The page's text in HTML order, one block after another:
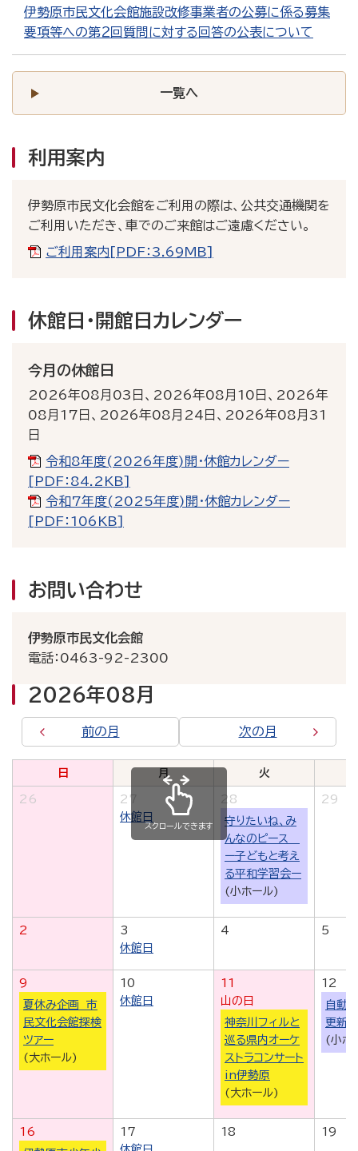
伊勢原市民文化会館施設改修事業者の公募に係る募集
要項等への第２回質問に対する回答の公表について
一覧へ
利用案内
伊勢原市民文化会館をご利用の際は、公共交通機関を
ご利用いただき、車でのご来館はご遠慮ください。
ご利用案内[PDF：3.69MB]
休館日・開館日カレンダー
今月の休館日
2026年08月03日 2026年08月10日
2026年
08月17日
2026年08月24日
2026年08月31
日
令和8年度(2026年度)開・休館カレンダー
[PDF：84.2KB]
令和7年度(2025年度)開・休館カレンダー
[PDF：106KB]
お問い合わせ
伊勢原市民文化会館
電話：0463-92-2300